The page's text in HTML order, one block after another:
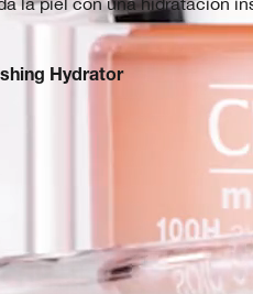
Hydrator